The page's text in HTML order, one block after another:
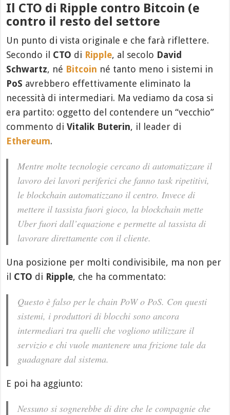
Il CTO di Ripple contro Bitcoin (e
contro il resto del settore
Un punto di vista originale e che farà riflettere.
Secondo il CTO di Ripple, al secolo David
Schwartz, né Bitcoin né tanto meno i sistemi in
PoS avrebbero effettivamente eliminato la
necessità di intermediari. Ma vediamo da cosa si
era partito: oggetto del contendere un “vecchio”
commento diVitalik Buterin, il leader di
Ethereum.
Mentre molte tecnologie cercano di automatizzare il
lavoro dei lavori periferici che fanno task ripetitivi,
le blockchain automatizzano il centro. Invece di
mettere il tassista fuori gioco, la blockchain mette
Uber fuori dall’equazione e permette al tassista di
lavorare direttamente con il cliente.
Una posizione per molti condivisibile, ma non per
il CTO di Ripple, che ha commentato:
Questo è falso per le chain PoW o PoS. Con questi
sistemi, i produttori di blocchi sono ancora
intermediari tra quelli che vogliono utilizzare il
servizio e chi vuole mantenere una frizione tale da
guadagnare dal sistema.
E poi ha aggiunto:
Nessuno si sognerebbe di dire che le compagnie che